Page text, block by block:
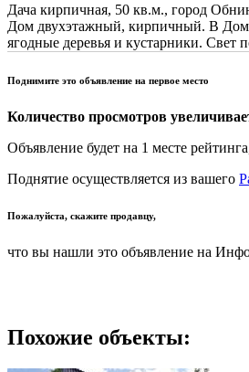
Дача кирпичная, 50 кв.м., город
Дом двухэтажный, кирпичный. В
ягодные деревья и кустарники. Свет
Поднимите это объявление на первое место
Количество просмотров
Объявление будет на 1 месте
Поднятие осуществляется из вашего
Пожалуйста, скажите продавцу,
что вы нашли это объявление на
Похожие объекты: